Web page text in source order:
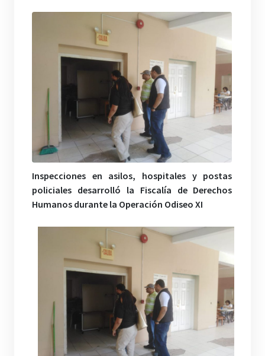
Inspecciones en asilos, hospitales y postas
policiales desarrolló la Fiscalía de Derechos
Humanos durante la Operación Odiseo XI